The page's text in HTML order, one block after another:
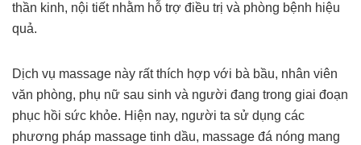
thần kinh, nội tiết nhằm hỗ trợ điều trị và phòng bệnh hiệu
quả.
Dịch vụ massage này rất thích hợp với bà bầu, nhân viên
văn phòng, phụ nữ sau sinh và người đang trong giai đoạn
phục hồi sức khỏe. Hiện nay, người ta sử dụng các
phương pháp massage tinh dầu, massage đá nóng mang